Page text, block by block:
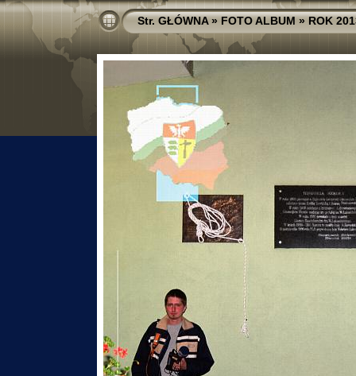
Str. GŁÓWNA»FOTO ALBUM»ROK